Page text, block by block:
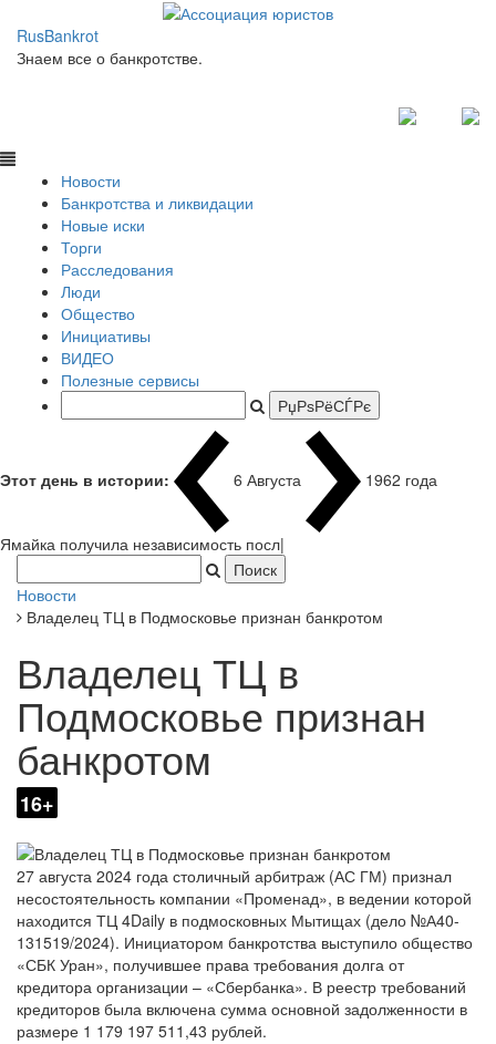
RusBankrot
Знаем все о банкротстве.
Новости
Банкротства и ликвидации
Новые иски
Торги
Расследования
Люди
Общество
Инициативы
ВИДЕО
Полезные сервисы
Этот день в истории: 6 Августа 1962 года
Ямайка получила независимость после 300 лет в составе
Новости
Владелец ТЦ в
Подмосковье признан
банкротом
16+
27 августа 2024 года столичный арбитраж (АС ГМ) признал
несостоятельность компании «Променад», в ведении которой
находится ТЦ 4Daily в подмосковных Мытищах (дело №А40-
131519/2024). Инициатором банкротства выступило общество
«СБК Уран», получившее права требования долга от
кредитора организации – «Сбербанка». В реестр требований
кредиторов была включена сумма основной задолженности в